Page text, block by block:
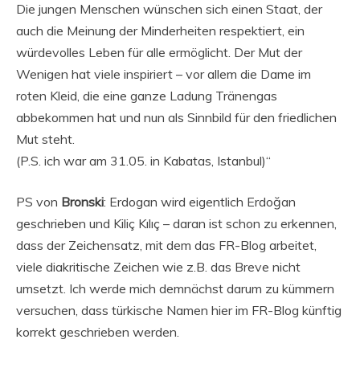
Die jungen Menschen wünschen sich einen Staat, der
auch die Meinung der Minderheiten respektiert, ein
würdevolles Leben für alle ermöglicht. Der Mut der
Wenigen hat viele inspiriert – vor allem die Dame im
roten Kleid, die eine ganze Ladung Tränengas
abbekommen hat und nun als Sinnbild für den friedlichen
Mut steht.
(P.S. ich war am 31.05. in Kabatas, Istanbul)“
PS von Bronski: Erdogan wird eigentlich Erdoğan
geschrieben und Kiliç Kılıç – daran ist schon zu erkennen,
dass der Zeichensatz, mit dem das FR-Blog arbeitet,
viele diakritische Zeichen wie z.B. das Breve nicht
umsetzt. Ich werde mich demnächst darum zu kümmern
versuchen, dass türkische Namen hier im FR-Blog künftig
korrekt geschrieben werden.